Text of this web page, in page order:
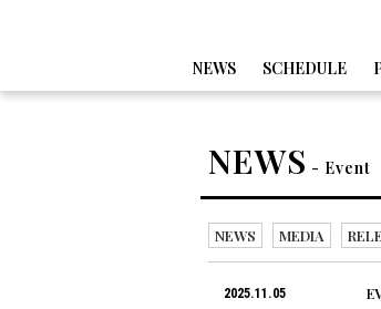
NEWS SCHEDULE
NEWS - Event
NEWS MEDIA
2025.11.05